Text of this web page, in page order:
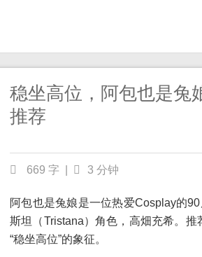
稳坐高位，阿包也是兔
推荐
669 字 3 分钟
阿包也是兔娘是一位热爱Cosplay的
斯坦（Tristana）角色，高畑充希。
“稳坐高位”的象征。